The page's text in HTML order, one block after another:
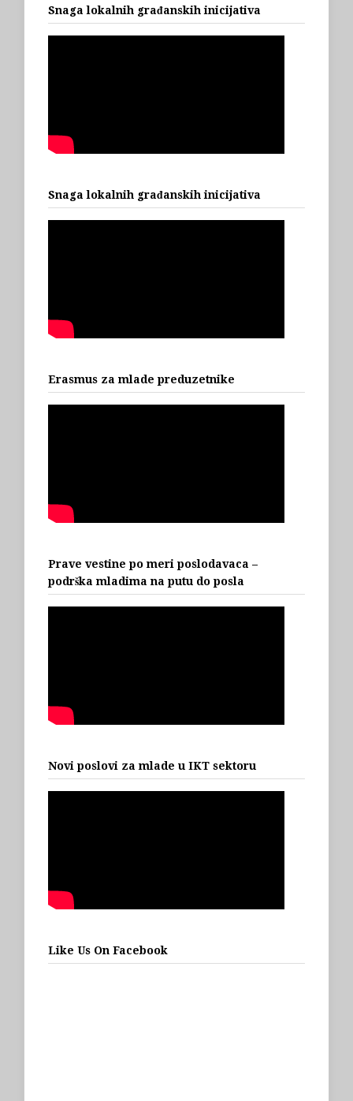
Snaga lokalnih građanskih inicijativa
Snaga lokalnih građanskih inicijativa
Erasmus za mlade preduzetnike
Prave vestine po meri poslodavaca –
podrška mladima na putu do posla
Novi poslovi za mlade u IKT sektoru
Like Us On Facebook